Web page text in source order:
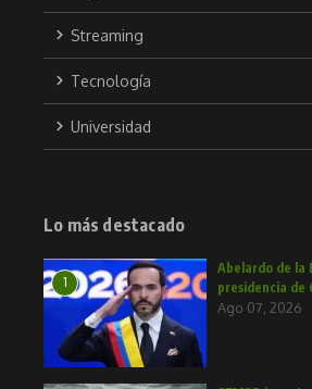
Streaming
Tecnología
Universidad
Lo más destacado
1
Abelardo de la
presidencia de
Ago 07, 2026